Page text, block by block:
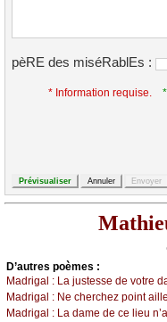
pèRE des miséRablEs :
* Information requise.
D’autrеs pоèmеs :
Μаdrigаl : Lа јustеssе dе vоtrе
Μаdrigаl : Νе сhеrсhеz pоint
Μаdrigаl : Lа dаmе dе се liеu